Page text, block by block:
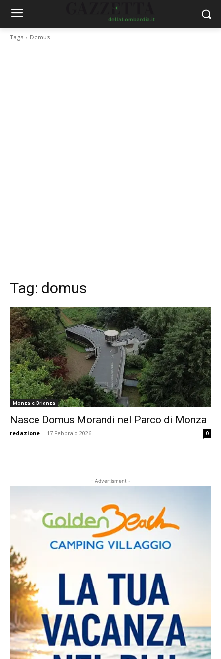
Tags Domus
Tag: domus
Monza e Brianza
Nasce Domus Morandi nel Parco di Monza
redazione - 17 Febbraio 2026 0
- Advertisment -